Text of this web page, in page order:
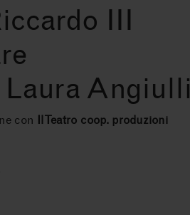
III
Laura Angiulli
con
Il Teatro coop. produzioni